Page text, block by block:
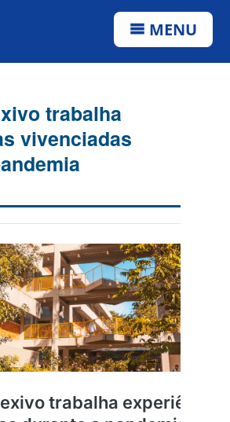
MENU
trabalha
vivenciadas